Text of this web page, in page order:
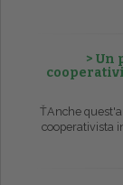
> Un
ŤAnche
cooperativista